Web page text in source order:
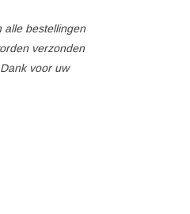
alle bestellingen
verzonden
voor uw